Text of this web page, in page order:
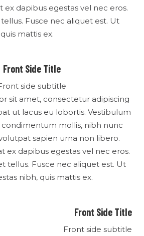
ex dapibus egestas vel nec eros.
Fusce nec aliquet est. Ut
mattis ex.
Front Side Title
side subtitle
sit amet, consectetur adipiscing
ut lacus eu lobortis. Vestibulum
mollis, nibh nunc
sapien urna non libero.
ex dapibus egestas vel nec eros.
tellus. Fusce nec aliquet est. Ut
nibh, quis mattis ex.
Front Side Title
Front side subtitle